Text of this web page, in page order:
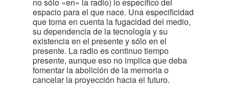
espacio para el que nace. Una especificidad
que toma en cuenta la fugacidad del medio,
su dependencia de la tecnología y su
existencia en el presente y sólo en el
presente. La radio es continuo tiempo
presente, aunque eso no implica que deba
fomentar la abolición de la memoria o
cancelar la proyección hacia el futuro.